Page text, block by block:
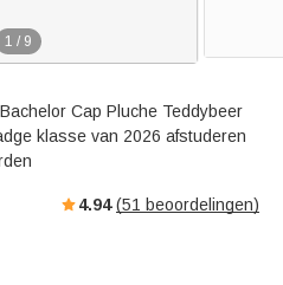
1 / 9
Cap Pluche Teddybeer
klasse van 2026 afstuderen
4.94 (51 beoordelingen)